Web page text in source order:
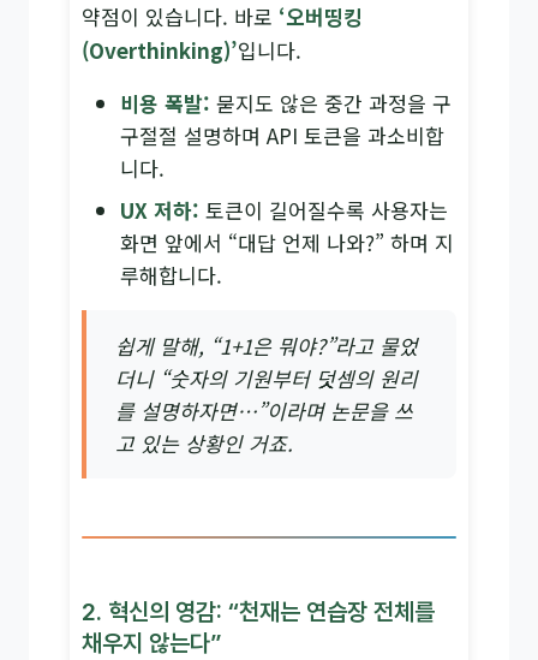
약점이 있습니다. 바로 ‘오버띵킹
(Overthinking)’입니다.
비용 폭발: 묻지도 않은 중간 과정을 구
구절절 설명하며 API 토큰을 과소비합
니다.
UX 저하: 토큰이 길어질수록 사용자는
화면 앞에서 “대답 언제 나와?” 하며 지
루해합니다.
쉽게 말해, “1+1은 뭐야?”라고 물었
더니 “숫자의 기원부터 덧셈의 원리
를 설명하자면…”이라며 논문을 쓰
고 있는 상황인 거죠.
2. 혁신의 영감: “천재는 연습장 전체를
채우지 않는다”